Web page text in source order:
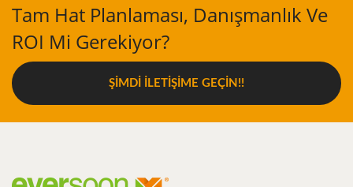
Tam Hat Planlaması, Danışmanlık Ve
ROI Mi Gerekiyor?
ŞIMDI İLETIŞIME GEÇIN!!